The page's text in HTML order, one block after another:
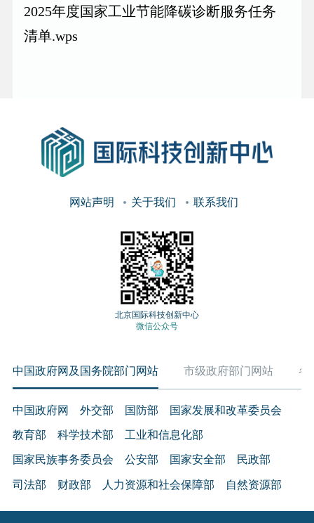
2025年度国家工业节能降碳诊断服务任务
清单.wps
网站声明 关于我们 联系我们
北京国际科技创新中心
微信公众号
中国政府网及国务院部门网站 市级政府部门网站 各
中国政府网 外交部 国防部 国家发展和改革委员会
教育部 科学技术部 工业和信息化部
国家民族事务委员会 公安部 国家安全部 民政部
司法部 财政部 人力资源和社会保障部 自然资源部
生态环境部 住房和城乡建设部 交通运输部 水利部